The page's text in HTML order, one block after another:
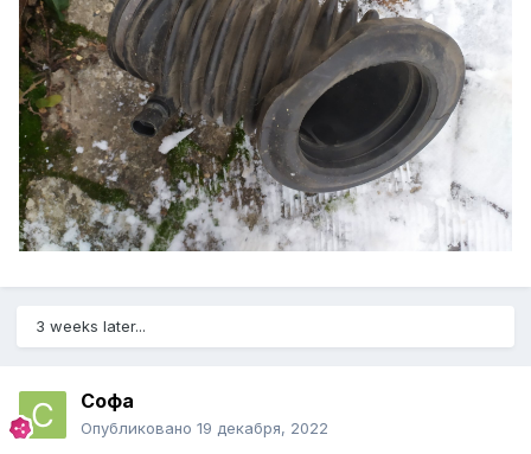
3 weeks later...
Софа
Опубликовано 19 декабря, 2022